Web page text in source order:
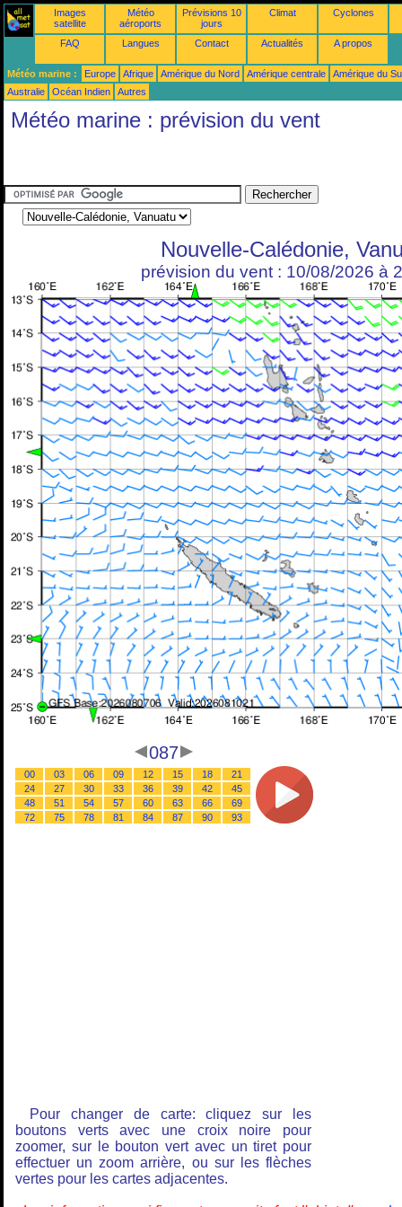
Images
satellite
Météo
aéroports
Prévisions 10
jours
Climat Cyclones
FAQ Langues Contact Actualités A propos
Météo marine : Europe Afrique Amérique du Nord Amérique centrale
Amérique du
Australie
Océan Indien Autres
Météo marine : prévision du vent
Nouvelle-Calédonie,
prévision du vent : 10/08/2026 à
087
00 03 06 09 12 15 18
21
24
27 30 33 36 39 42
45
48
51 54 57 60 63 66
69
72
75 78 81 84 87 90 93
Pour changer de carte: cliquez sur les
boutons verts avec une croix noire pour
zoomer, sur le bouton vert avec un tiret pour
effectuer un zoom arrière, ou sur les flèches
vertes pour les cartes adjacentes.